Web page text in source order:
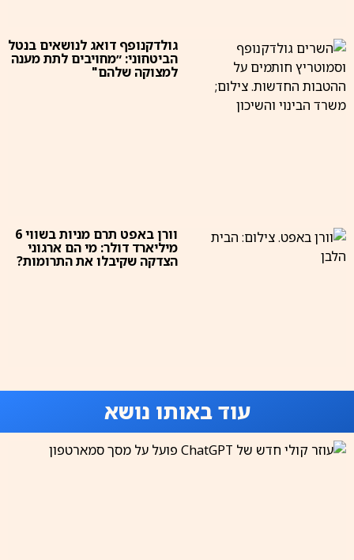
גולדקנופף דואג לנושאים בנטל
הביטחוני: ״מחויבים לתת מענה
למצוקה שלהם"
וורן באפט תרם מניות בשווי 6
מיליארד דולר: מי הם ארגוני
הצדקה שקיבלו את התרומות?
עוד באותו נושא